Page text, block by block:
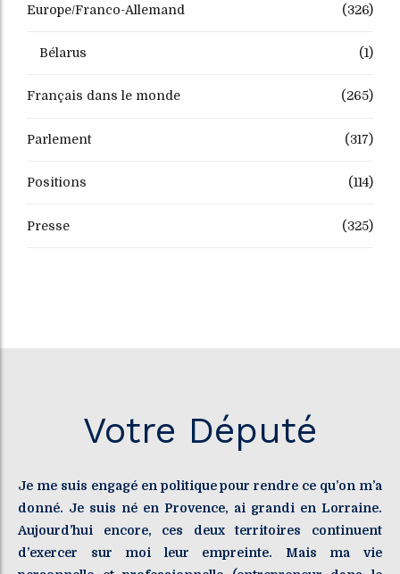
Europe/Franco-Allemand (326)
Bélarus (1)
Français dans le monde (265)
Parlement (317)
Positions (114)
Presse (325)
Votre Député
Je me suis engagé en politique pour rendre ce qu’on m’a
donné. Je suis né en Provence, ai grandi en Lorraine.
Aujourd’hui encore, ces deux territoires continuent
d’exercer sur moi leur empreinte. Mais ma vie